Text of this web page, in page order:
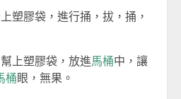
塑膠袋，進行捅，拔，捅，
上塑膠袋，放進馬桶中，讓
桶眼，無果。